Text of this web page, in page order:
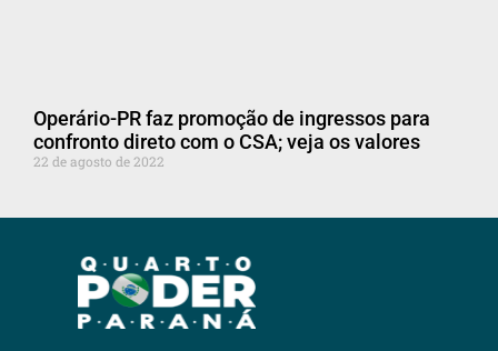
Operário-PR faz promoção de ingressos para
confronto direto com o CSA; veja os valores
22 de agosto de 2022